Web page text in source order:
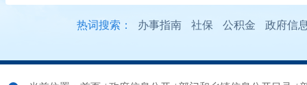
热词搜索： 办事指南 社保 公积金 政府信